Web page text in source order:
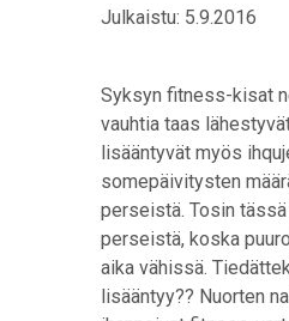
Julkaistu: 5.9.2016
Syksyn fitness-kisat
vauhtia taas
lisääntyvät myös
somepäivitysten
perseistä. Tosin tässä
perseistä, koska
aika vähissä.
lisääntyy?? Nuorten